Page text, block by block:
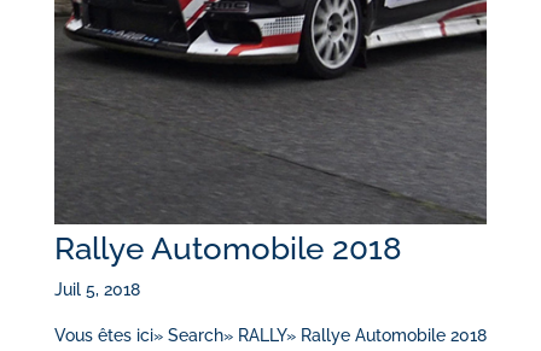
Rallye Automobile 2018
Juil 5, 2018
Vous êtes ici» Search» RALLY» Rallye Automobile 2018